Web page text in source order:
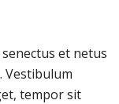
et netus
Vestibulum
tempor sit